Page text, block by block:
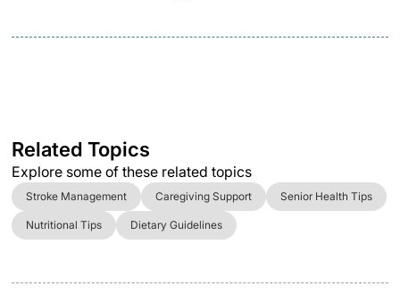
Related Topics
Explore some of these related topics
Stroke Management Caregiving Support Senior Health Tips
Nutritional Tips Dietary Guidelines